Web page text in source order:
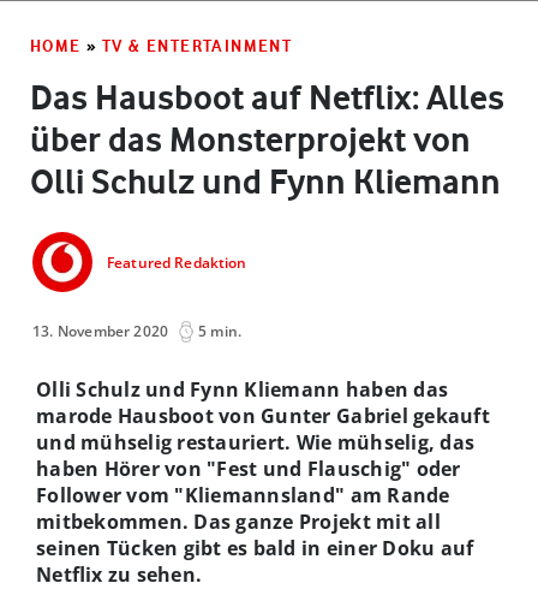
HOME » TV & ENTERTAINMENT
Das Hausboot auf Netflix: Alles
über das Monsterprojekt von
Olli Schulz und Fynn Kliemann
Featured Redaktion
13. November 2020 5 min.
Olli Schulz und Fynn Kliemann haben das
marode Hausboot von Gunter Gabriel gekauft
und mühselig restauriert. Wie mühselig, das
haben Hörer von "Fest und Flauschig" oder
Follower vom "Kliemannsland" am Rande
mitbekommen. Das ganze Projekt mit all
seinen Tücken gibt es bald in einer Doku auf
Netflix zu sehen.